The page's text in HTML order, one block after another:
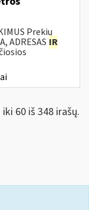
Prekių
ADRESAS IR
60 iš 348 irašų.